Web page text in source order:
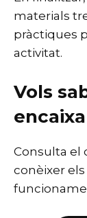
materials
pràctiques
activitat.
Vols
Consulta el
conèixer els